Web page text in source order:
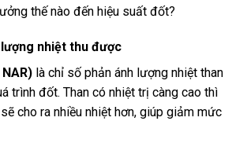
thế nào đến hiệu suất đốt?
nhiệt thu được
là chỉ số phản ánh lượng nhiệt than
trình đốt. Than có nhiệt trị càng cao thì
cho ra nhiều nhiệt hơn, giúp giảm mức